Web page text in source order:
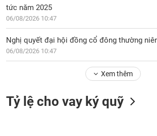
tức năm 2025
06/08/2026 10:47
Nghị quyết đại hội đồng cổ đông thường
06/08/2026 10:47
Xem thêm
Tỷ lệ cho vay ký quỹ
tư
Truyền